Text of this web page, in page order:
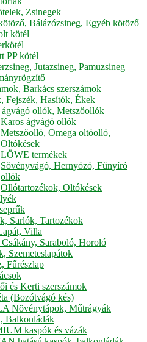
Zsinegek
Bálázózsineg, Egyéb kötöző
kötél
PP kötél
Jutazsineg, Pamuzsineg
Barkács szerszámok
Fejszék, Hasítók, Ékek
ollók, Metszőollók
Karos ágvágó ollók
Metszőolló, Omega oltóolló,
Oltókések
LÖWE termékek
Sövényvágó, Hernyózó, Fűnyíró
ollók
Ollótartozékok, Oltókések
Sarlók, Tartozékok
Villa
Saraboló, Horoló
Szemeteslapátok
Fűrészlap
és Kerti szerszámok
(Bozótvágó kés)
Növénytápok, Műtrágyák
Balkonládák
kaspók és vázák